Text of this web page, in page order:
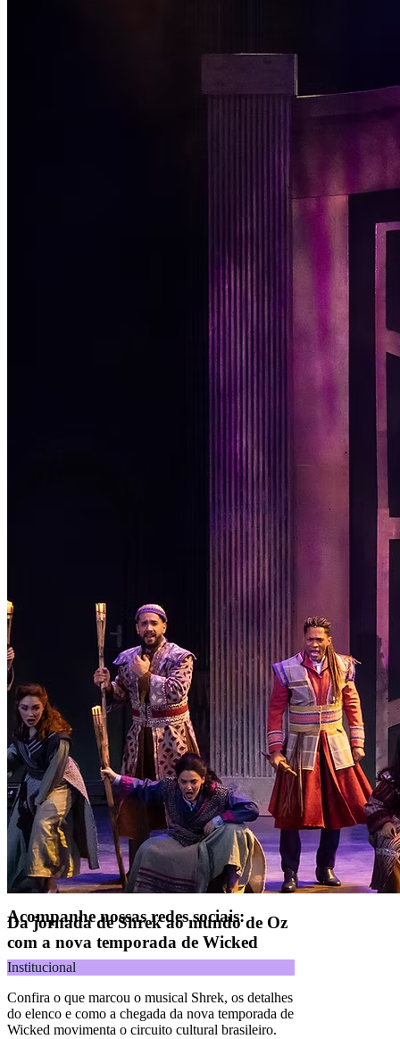
Da jornada de Shrek ao mundo de Oz
com a nova temporada de Wicked
Institucional
Confira o que marcou o musical Shrek, os detalhes
do elenco e como a chegada da nova temporada de
Wicked movimenta o circuito cultural brasileiro.
Código Corporativo de Conduta Ética
Educação Financeira
Política de Prevenção à Lavagem de Dinheiro
Política de Privacidade
Lei ECA Digital
Alelo Pod Gestão de VT
Soluções de Pagamentos
Alelo S.A.
CNPJ 04.740.876/0001-25 | Alameda Xingu, 512, 3º, 4º e 16º (parte)
andares, Alphaville, Barueri/SP | CEP 06455-030
Naip Instituição de Pagamento S.A.
CNPJ 09.092.759/0001-16 | Alameda Xingu, 512, 3º andar, parte,
Alphaville, Barueri/SP | CEP 06455-030
Todos os direitos reservados.
Copyright 2025 Alelo.
Acompanhe nossas redes sociais: